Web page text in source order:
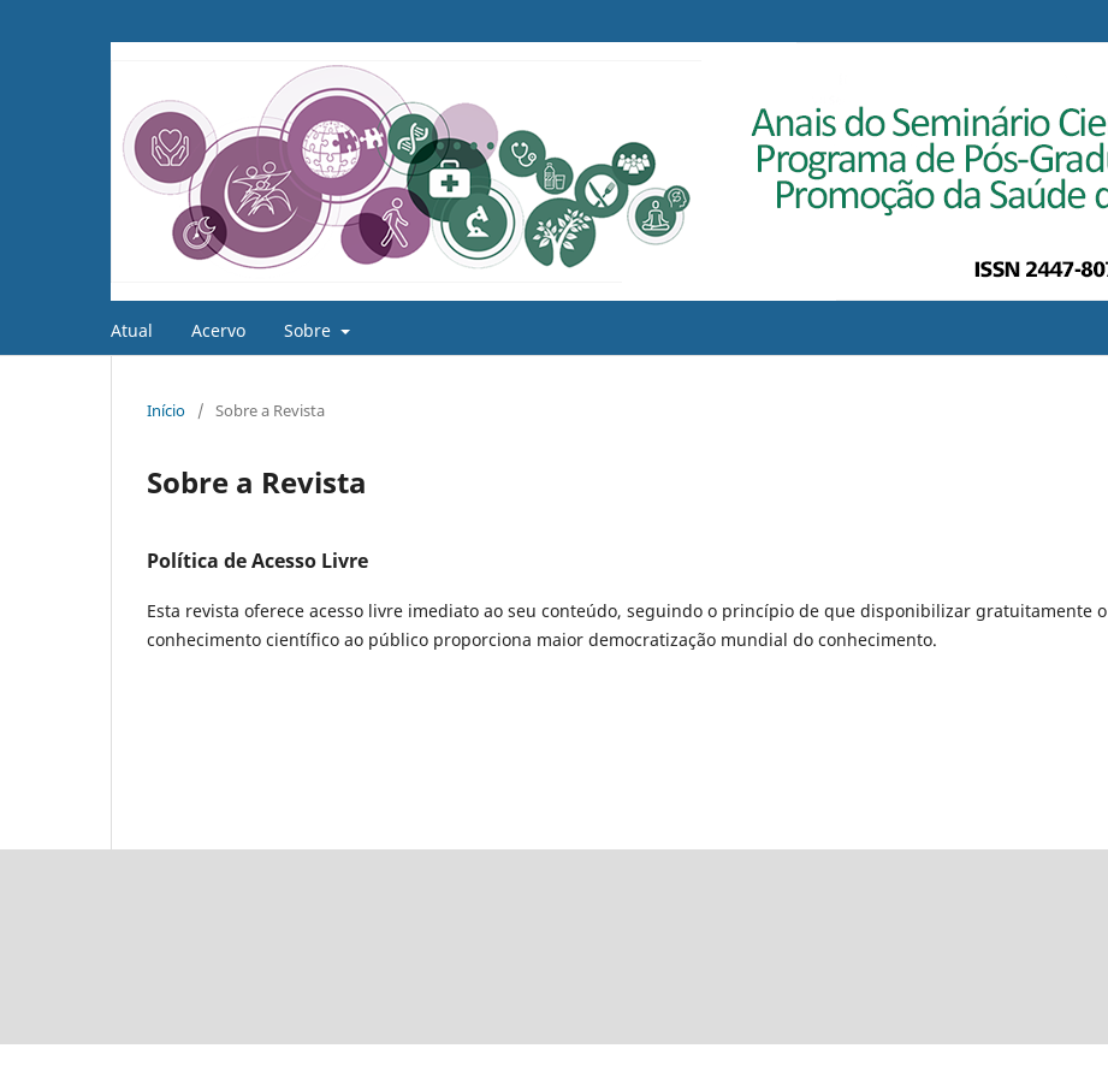
Atual Acervo Sobre
Início / Sobre a Revista
Sobre a Revista
Política de Acesso Livre
Esta revista oferece acesso livre imediato ao seu conteúdo, seguindo o princípio de que disponibilizar gratuitamente o
conhecimento científico ao público proporciona maior democratização mundial do conhecimento.